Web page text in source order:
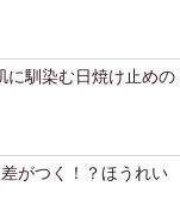
に馴染む日焼け止めの
がつく！？ほうれい